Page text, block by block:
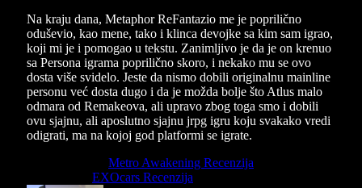
Na kraju dana, Metaphor ReFantazio me je poprilično
oduševio, kao mene, tako i klinca devojke sa kim sam igrao,
koji mi je i pomogao u tekstu. Zanimljivo je da je on krenuo
sa Persona igrama poprilično skoro, i nekako mu se ovo
dosta više svidelo. Jeste da nismo dobili originalnu mainline
personu već dosta dugo i da je možda bolje što Atlus malo
odmara od Remakeova, ali upravo zbog toga smo i dobili
ovu sjajnu, ali aposlutno sjajnu jrpg igru koju svakako vredi
odigrati, ma na kojoj god platformi se igrate.
Metro Awakening Recenzija
EXOcars Recenzija